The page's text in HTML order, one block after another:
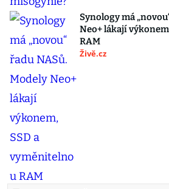
Synology má
Neo+ lákají
RAM
Živě.cz